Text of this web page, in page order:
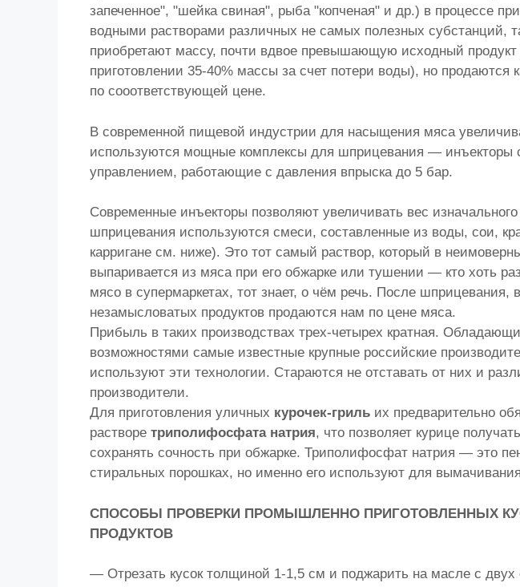
запеченное", "шейка свиная", рыба "копченая" и др.) в процессе
водными растворами различных не самых полезных субстанций,
приобретают массу, почти вдвое превышающую исходный продукт
приготовлении 35-40% массы за счет потери воды), но продаются
по сооответствующей цене.
В современной пищевой индустрии для насыщения мяса
используются мощные комплексы для шприцевания — инъекторы
управлением, работающие с давления впрыска до 5 бар.
Современные инъекторы позволяют увеличивать вес
шприцевания используются смеси, составленные из воды, сои,
карригане см. ниже). Это тот самый раствор, который в
выпаривается из мяса при его обжарке или тушении — кто хоть
мясо в супермаркетах, тот знает, о чём речь. После шприцевания,
незамысловатых продуктов продаются нам по цене мяса.
Прибыль в таких производствах трех-четырех кратная.
возможностями самые известные крупные российские
используют эти технологии. Стараются не отставать от них и
производители.
Для приготовления уличных курочек-гриль их предварительно
растворе триполифосфата натрия, что позволяет курице
сохранять сочность при обжарке. Триполифосфат натрия — это
стиральных порошках, но именно его используют для
СПОСОБЫ ПРОВЕРКИ ПРОМЫШЛЕННО ПРИГОТОВЛЕННЫХ
ПРОДУКТОВ
— Отрезать кусок толщиной 1-1,5 см и поджарить на масле с двух